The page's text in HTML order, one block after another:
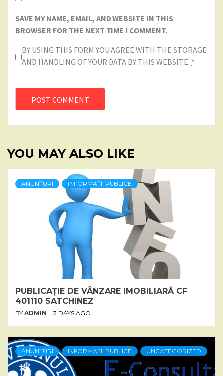
SAVE MY NAME, EMAIL, AND WEBSITE IN THIS
BROWSER FOR THE NEXT TIME I COMMENT.
BY USING THIS FORM YOU AGREE WITH THE STORAGE
AND HANDLING OF YOUR DATA BY THIS WEBSITE. *
YOU MAY ALSO LIKE
ANUNȚURI INFORMAȚII PUBLICE
PUBLICAȚIE DE VÂNZARE IMOBILIARĂ CF
401110 SATCHINEZ
BY ADMIN 3 DAYS AGO
ANUNȚURI INFORMAȚII PUBLICE UNCATEGORIZED